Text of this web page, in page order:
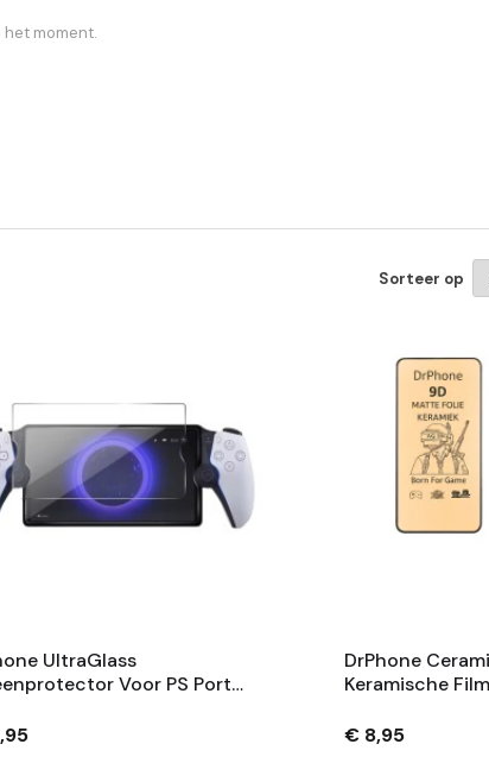
moment.
Sorteer op
UltraGlass
Voor PS Portal
DrPhone
Keramische
Compatibel Met
€ 8,95